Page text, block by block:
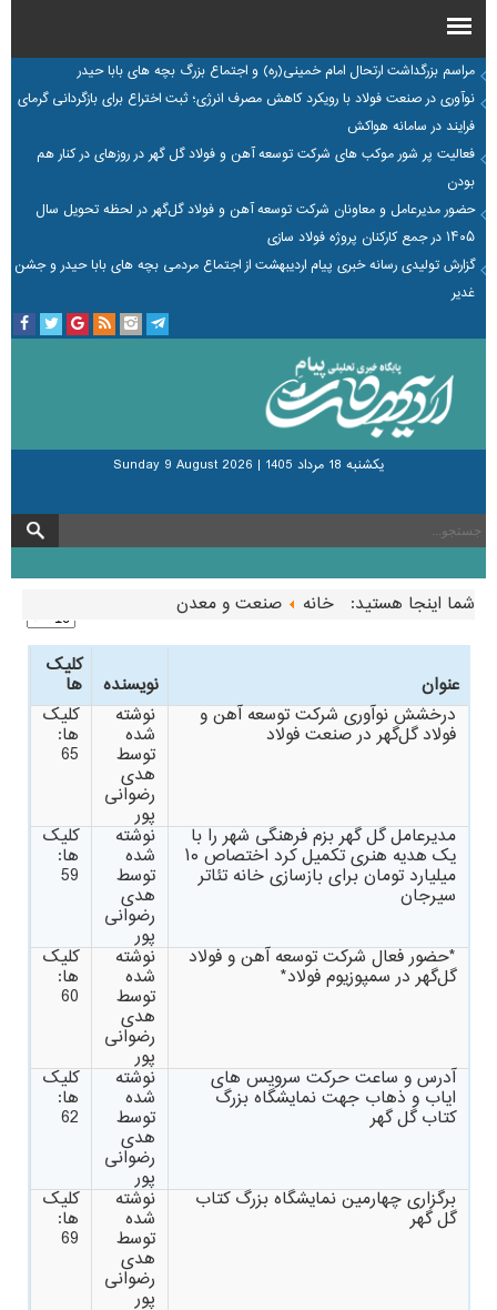
مراسم بزرگداشت ارتحال امام خمینی(ره) و اجتماع بزرگ بچه های بابا حیدر
نوآوری در صنعت فولاد با رویکرد کاهش مصرف انرژی؛ ثبت اختراع برای بازگردانی گرمای
فرایند در سامانه هواکش
فعالیت پر شور موکب های شرکت توسعه آهن و فولاد گل گهر در روزهای در کنار هم
بودن
حضور مدیرعامل و معاونان شرکت توسعه آهن و فولاد گل‌گهر در لحظه تحویل سال
۱۴۰۵ در جمع کارکنان پروژه فولاد سازی
گزارش تولیدی رسانه خبری پیام اردیبهشت از اجتماع مردمی بچه های بابا حیدر و جشن
غدیر
يكشنبه 18 مرداد 1405 |
Sunday 9 August 2026
شما اینجا هستید: خانه صنعت و معدن
عنوان نویسنده
کلیک
ها
درخشش نوآوری شرکت توسعه آهن و
فولاد گل‌گهر در صنعت فولاد
نوشته
شده
توسط
هدی
رضوانی
پور
کلیک
ها:
65
مدیرعامل گل گهر بزم فرهنگی شهر را با
یک هدیه هنری تکمیل کرد اختصاص ۱۰
میلیارد تومان برای بازسازی خانه تئاتر
سیرجان
نوشته
شده
توسط
هدی
رضوانی
پور
کلیک
ها:
59
*حضور فعال شرکت توسعه آهن و فولاد
گل‌گهر در سمپوزیوم فولاد*
نوشته
شده
توسط
هدی
رضوانی
پور
کلیک
ها:
60
آدرس و ساعت حرکت سرویس های
ایاب و ذهاب جهت نمایشگاه بزرگ
کتاب گل گهر
نوشته
شده
توسط
هدی
رضوانی
پور
کلیک
ها:
62
برگزاری چهارمین نمایشگاه بزرگ کتاب
گل گهر
نوشته
شده
توسط
هدی
رضوانی
پور
کلیک
ها:
69